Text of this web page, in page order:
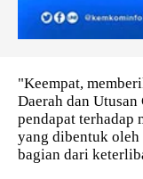
"Keempat,
Daerah dan
pendapat terhadap
yang dibentuk oleh
bagian dari